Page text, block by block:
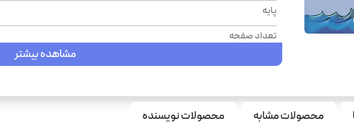
پایه
تعداد صفحه
قطع
مشاهده بیشتر
محصولات مشابه محصولات نویسنده